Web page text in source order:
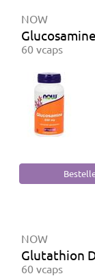
NOW
60 vcaps
NOW
Glutathion
60 vcaps